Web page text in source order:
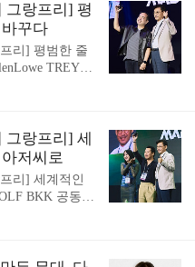
Manila이 선
캠페인입니
려 2개의 그랑
씩을 수상하며
렸습니다. 일상
로운 시도필
그랑프리] 평
꾸다
리] 평범한 줄
TREYN
비스 부문(Pr
올해의 그랑프
저씨로[수상자
적인 아이콘에
공동 설립자이
Chuenpra
티브 솔blog.ad
그랑프리] 세
저씨로
리] 세계적인
BKK 공동
(CCO), Torsak